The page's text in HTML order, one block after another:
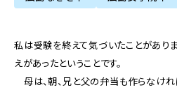
私は受験を終えて気づいたことがあり
えがあったということです。
母は、朝、兄と父の弁当も作らなけ